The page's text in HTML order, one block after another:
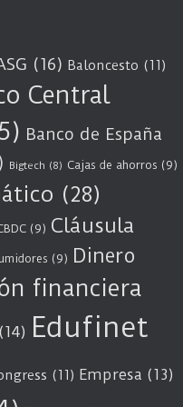
(16) Baloncesto (11)
Central
Banco de España
Bigtech (8) Cajas de ahorros (9)
(28)
(9) Cláusula
(9) Dinero
financiera
(14) Edufinet
(11) Empresa (13)